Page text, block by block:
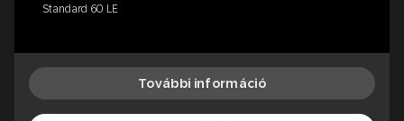
Standard 60 LE
További információ